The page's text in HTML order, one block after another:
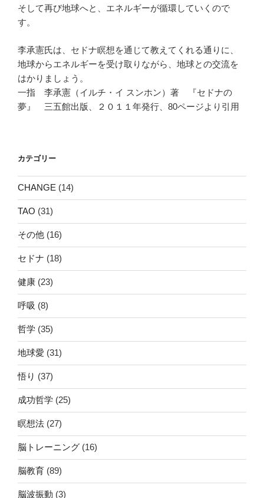
そして再び地球へと、エネルギーが循環していくので
す。
李承憲氏は、セドナ瞑想を通じて教えてくれる通りに、
地球からエネルギーを受け取りながら、地球との交流を
はかりましょう。
一指 李承憲（イルチ・イ スンホン）著 『セドナの
夢』 三五館出版、２０１１年発行、80ページより引用
カテゴリー
CHANGE (14)
TAO (31)
その他 (16)
セドナ (18)
健康 (23)
呼吸 (8)
哲学 (35)
地球愛 (31)
悟り (37)
成功哲学 (25)
瞑想法 (27)
脳トレーニング (16)
脳教育 (89)
脳波振動 (3)